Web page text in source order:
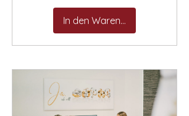
In den Warenkorb